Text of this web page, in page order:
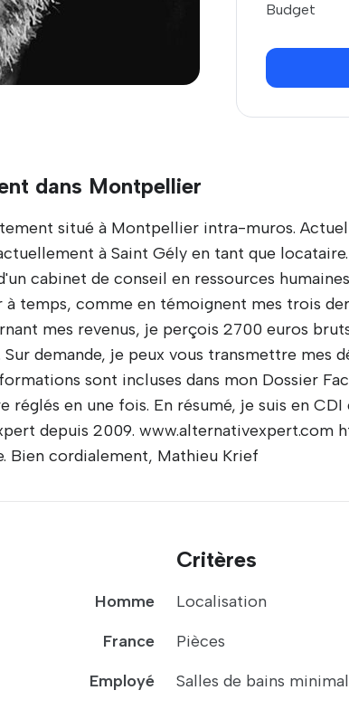
Budget
dans Montpellier
situé à Montpellier intra-muros.
à Saint Gély en tant que
cabinet de conseil en ressources
temps, comme en témoignent mes trois
mes revenus, je perçois 2700 euros
demande, je peux vous transmettre mes
sont incluses dans mon Dossier
réglés en une fois. En résumé, je suis en
depuis 2009.
Bien cordialement, Mathieu Krief
Homme
France
Employé
Critères
Localisation
Pièces
Salles de bains